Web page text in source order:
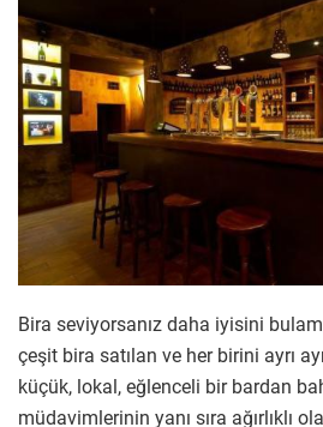
Bira seviyorsanız daha iyisini
çeşit bira satılan ve her birini ayrı
küçük, lokal, eğlenceli bir bardan
müdavimlerinin yanı sıra ağırlıklı